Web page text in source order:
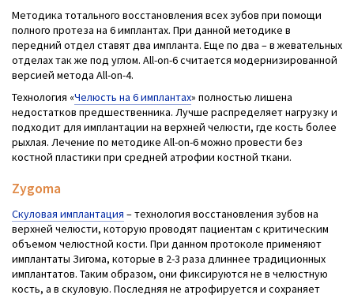
Методика тотального восстановления всех зубов при помощи
полного протеза на 6 имплантах. При данной методике в
передний отдел ставят два импланта. Еще по два – в жевательных
отделах так же под углом. All-on-6 считается модернизированной
версией метода All-on-4.
Технология «Челюсть на 6 имплантах» полностью лишена
недостатков предшественника. Лучше распределяет нагрузку и
подходит для имплантации на верхней челюсти, где кость более
рыхлая. Лечение по методике All-on-6 можно провести без
костной пластики при средней атрофии костной ткани.
Zygoma
Скуловая имплантация – технология восстановления зубов на
верхней челюсти, которую проводят пациентам с критическим
объемом челюстной кости. При данном протоколе применяют
имплантаты Зигома, которые в 2-3 раза длиннее традиционных
имплантатов. Таким образом, они фиксируются не в челюстную
кость, а в скуловую. Последняя не атрофируется и сохраняет